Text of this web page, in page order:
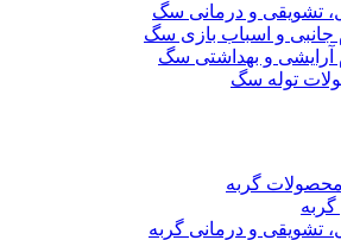
تشویقی و درمانی سگ
جانبی و اسباب بازی سگ
آرایشی و بهداشتی سگ
توله سگ
گربه
تشویقی و درمانی گربه